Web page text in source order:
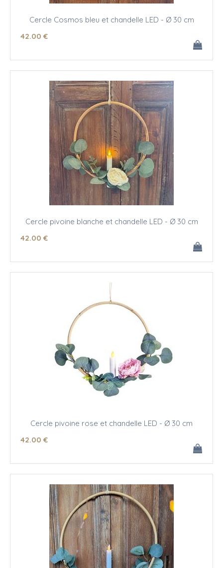
Cercle Cosmos bleu et chandelle LED - Ø 30 cm
42.00 €
Cercle pivoine blanche et chandelle LED - Ø 30 cm
42.00 €
Cercle pivoine rose et chandelle LED - Ø 30 cm
42.00 €